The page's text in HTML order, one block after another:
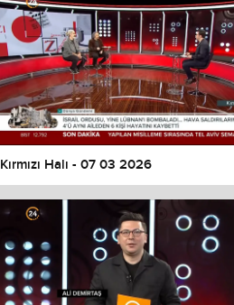
Kırmızı Halı - 07 03 2026